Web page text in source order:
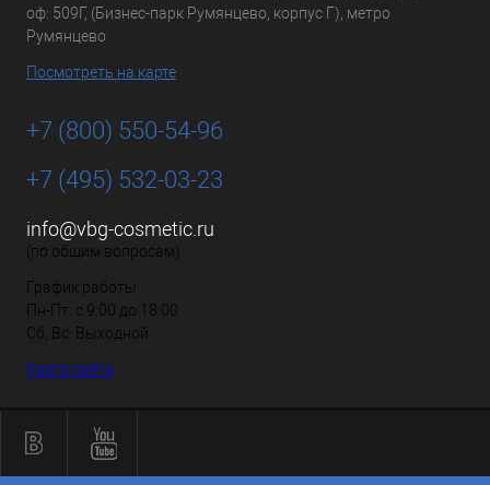
оф: 509Г, (Бизнес-парк Румянцево, корпус Г), метро
Румянцево
Посмотреть на карте
+7 (800) 550-54-96
+7 (495) 532-03-23
info@vbg-cosmetic.ru
(по общим вопросам)
График работы
Пн-Пт: с 9:00 до 18:00
Сб, Вс: Выходной
Карта сайта